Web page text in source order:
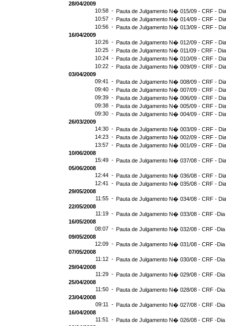
28/04/2009
10:58 - Pauta de Julgamento N� 015/09 - CRF -
10:57 - Pauta de Julgamento N� 014/09 - CRF -
10:56 - Pauta de Julgamento N� 013/09 - CRF -
16/04/2009
10:26 - Pauta de Julgamento N� 012/09 - CRF -
10:25 - Pauta de Julgamento N� 011/09 - CRF -
10:24 - Pauta de Julgamento N� 010/09 - CRF -
10:22 - Pauta de Julgamento N� 009/09 - CRF -
03/04/2009
09:41 - Pauta de Julgamento N� 008/09 - CRF -
09:40 - Pauta de Julgamento N� 007/09 - CRF -
09:39 - Pauta de Julgamento N� 006/09 - CRF -
09:38 - Pauta de Julgamento N� 005/09 - CRF -
09:30 - Pauta de Julgamento N� 004/09 - CRF -
26/03/2009
14:30 - Pauta de Julgamento N� 003/09 - CRF -
14:23 - Pauta de Julgamento N� 002/09 - CRF -
13:57 - Pauta de Julgamento N� 001/09 - CRF -
10/06/2008
15:49 - Pauta de Julgamento N� 037/08 - CRF -
05/06/2008
12:44 - Pauta de Julgamento N� 036/08 - CRF -
12:41 - Pauta de Julgamento N� 035/08 - CRF -
29/05/2008
11:55 - Pauta de Julgamento N� 034/08 - CRF -
22/05/2008
11:19 - Pauta de Julgamento N� 033/08 - CRF -Dia
16/05/2008
08:07 - Pauta de Julgamento N� 032/08 - CRF -Dia
09/05/2008
12:09 - Pauta de Julgamento N� 031/08 - CRF -Dia
07/05/2008
11:12 - Pauta de Julgamento N� 030/08 - CRF -Dia
29/04/2008
11:29 - Pauta de Julgamento N� 029/08 - CRF -Dia
25/04/2008
11:50 - Pauta de Julgamento N� 028/08 - CRF -Dia
23/04/2008
09:11 - Pauta de Julgamento N� 027/08 - CRF -Dia
16/04/2008
11:51 - Pauta de Julgamento N� 026/08 - CRF -Dia